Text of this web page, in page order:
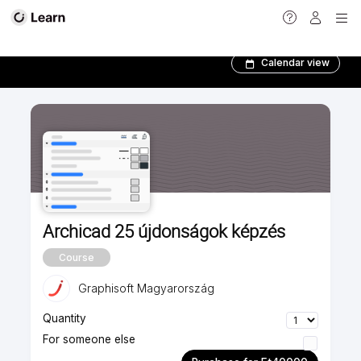
Calendar view
Archicad 25 újdonságok képzés
Course
Graphisoft Magyarország
Quantity
For someone else